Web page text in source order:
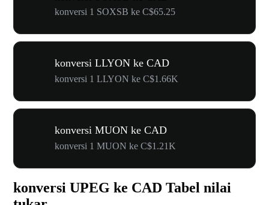
konversi 1 SOXSB ke C$65.25
konversi LLYON ke CAD
konversi 1 LLYON ke C$1.66K
konversi MUON ke CAD
konversi 1 MUON ke C$1.21K
konversi UPEG ke CAD Tabel nilai